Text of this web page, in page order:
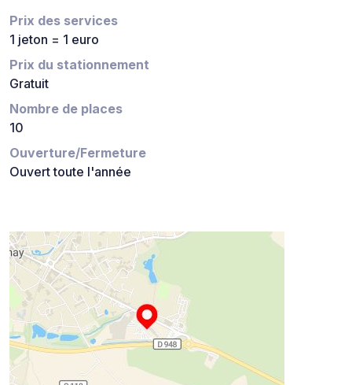
Prix des services
1 jeton = 1 euro
Prix du stationnement
Gratuit
Nombre de places
10
Ouverture/Fermeture
Ouvert toute l'année